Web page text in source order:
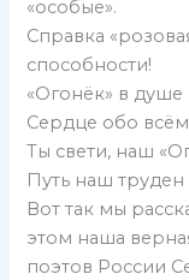
«особые».
Справка
способности!
«Огонёк» в
Сердце обо
Ты свети, наш
Путь наш труден
Вот так мы
этом наша
поэтов России